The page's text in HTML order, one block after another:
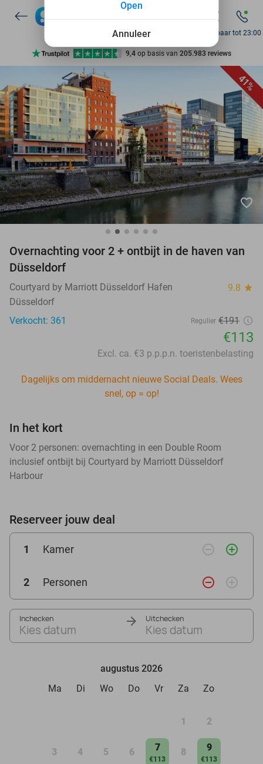
10+ miljoen leden
9,4 op basis van 205.983 reviews
Ontdek 15.000+ deals
7 dagen per week beschikbaar
10+ miljoen leden
Bereikbaar tot 23:00
41%
favorite_border
Overnachting voor 2 + ontbijt in de haven van
Düsseldorf
Courtyard by Marriott Düsseldorf Hafen 9.8 star
Düsseldorf
Verkocht: 361
Regulier €191
€113
Excl. ca. €3 p.p.p.n. toeristenbelasting
Dagelijks om middernacht nieuwe Social Deals. Wees
snel, op = op!
In het kort
Voor 2 personen: overnachting in een Double Room
inclusief ontbijt bij Courtyard by Marriott Düsseldorf
Harbour
Reserveer jouw deal
1 Kamer remove_circle_outline add_circle_outline
2 Personen remove_circle_outline add_circle_outline
Inchecken
Kies datum
Uitchecken
Kies datum
augustus 2026
Ma
Di Wo Do Vr Za Zo
1 2
3 4 5 6 7
€113
8 9
€113
Annuleer
Open